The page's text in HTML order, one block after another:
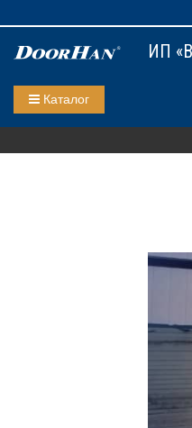
ИП
Каталог